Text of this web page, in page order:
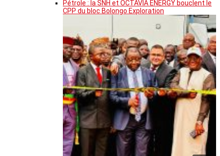
Pétrole : la SNH et OCTAVIA ENERGY bouclent le
CPP du bloc Bolongo Exploration